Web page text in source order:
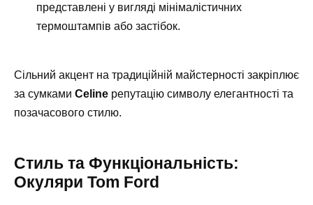
представлені у вигляді мінімалістичних
термоштампів або застібок.
Сільний акцент на традиційній майстерності закріплює
за сумками Celine репутацію символу елегантності та
позачасового стилю.
Стиль та Функціональність:
Окуляри Tom Ford